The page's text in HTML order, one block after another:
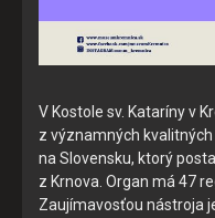
V Kostole sv. Kataríny v
z významných
na Slovensku, ktorý
z Krnova. Organ má 47
Zaujímavosťou nástroja
Cookies sú malé súbory,
počítači a pomáhajú
našich stránkach.
funkcií sociálnych sietí a